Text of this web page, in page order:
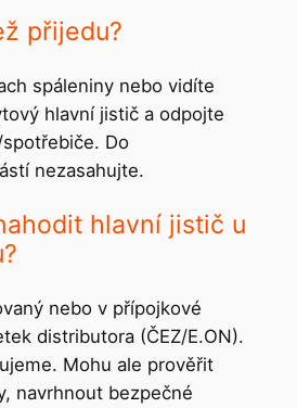
přijedu?
spáleniny nebo vidíte
hlavní jistič a odpojte
Do
nezasahujte.
hlavní jistič u
nebo v přípojkové
distributora (ČEZ/E.ON).
Mohu ale prověřit
navrhnout bezpečné